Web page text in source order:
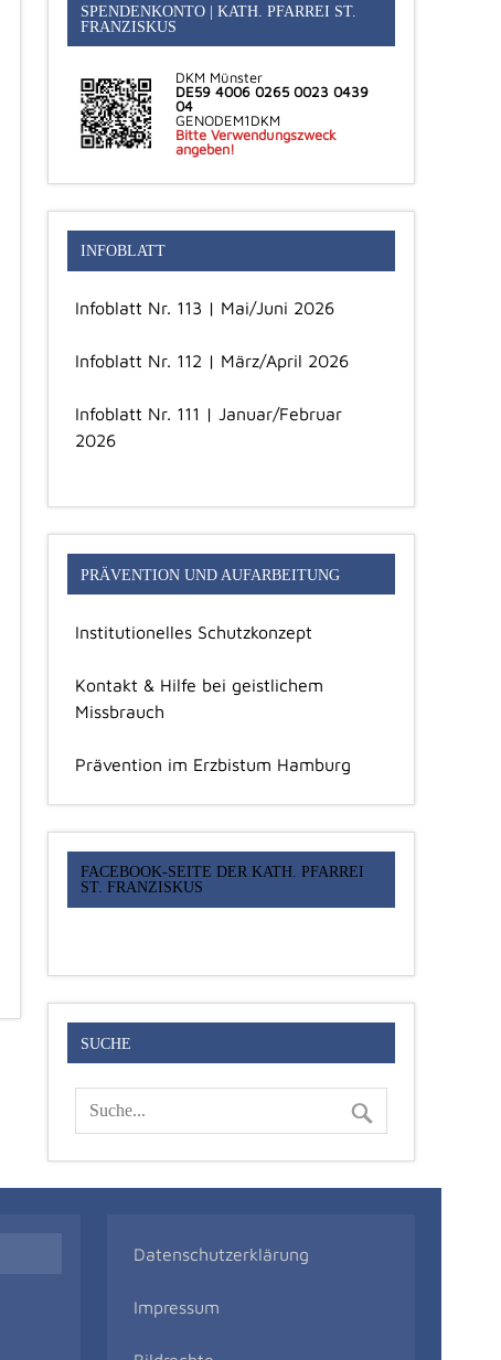
SPENDENKONTO | KATH. PFARREI ST.
FRANZISKUS
DKM Münster
DE59 4006 0265 0023 0439
04
GENODEM1DKM
Bitte Verwendungszweck
angeben!
INFOBLATT
Infoblatt Nr. 113 | Mai/Juni 2026
Infoblatt Nr. 112 | März/April 2026
Infoblatt Nr. 111 | Januar/Februar
2026
PRÄVENTION UND AUFARBEITUNG
Institutionelles Schutzkonzept
Kontakt & Hilfe bei geistlichem
Missbrauch
Prävention im Erzbistum Hamburg
FACEBOOK-SEITE DER KATH. PFARREI
ST. FRANZISKUS
SUCHE
Datenschutzerklärung
Impressum